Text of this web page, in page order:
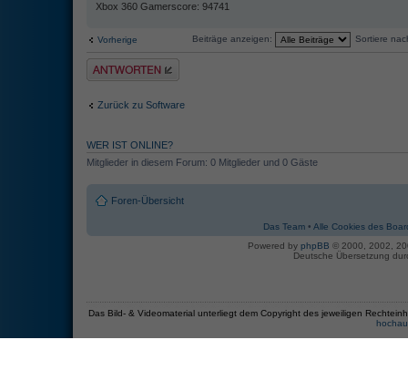
Xbox 360 Gamerscore: 94741
Vorherige Beiträge anzeigen: Sortiere
Antwort erstellen
Zurück zu Software
WER IST ONLINE?
Mitglieder in diesem Forum: 0 Mitglieder und 0 Gäste
Foren-Übersicht
Das Team • Alle Cookies des
Powered by phpBB © 2000, 2002,
Deutsche Übersetzung
Das Bild- & Videomaterial unterliegt dem Copyright des jeweiligen